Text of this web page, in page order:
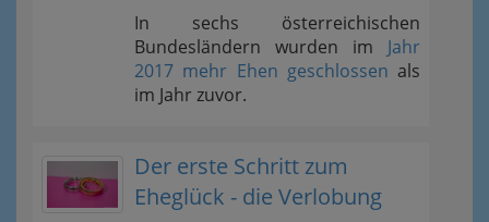
In sechs österreichischen
Bundesländern wurden im Jahr
2017 mehr Ehen geschlossen als
im Jahr zuvor.
Der erste Schritt zum
Eheglück - die Verlobung